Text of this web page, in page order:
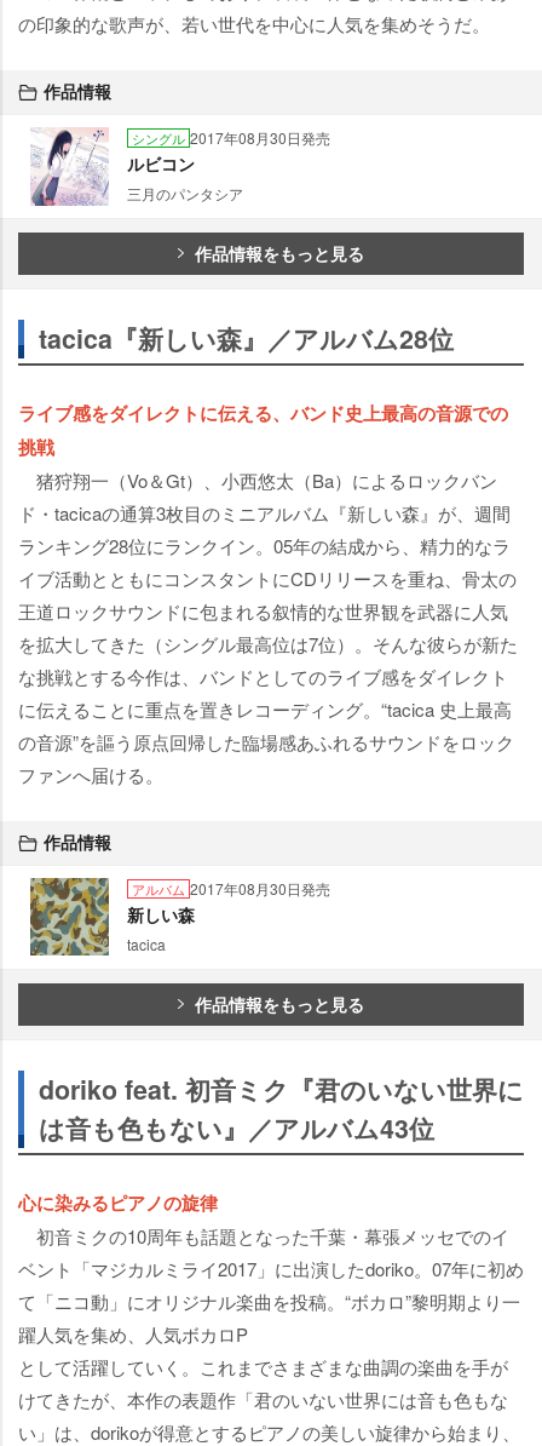
の印象的な歌声が、若い世代を中心に人気を集めそうだ。
作品情報
シングル 2017年08月30日発売
ルビコン
三月のパンタシア
作品情報をもっと見る
tacica『新しい森』／アルバム28位
ライブ感をダイレクトに伝える、バンド史上最高の音源での
挑戦
猪狩翔一（Vo＆Gt）、小西悠太（Ba）によるロックバン
ド・tacicaの通算3枚目のミニアルバム『新しい森』が、週間
ランキング28位にランクイン。05年の結成から、精力的なラ
イブ活動とともにコンスタントにCDリリースを重ね、骨太の
王道ロックサウンドに包まれる叙情的な世界観を武器に人気
を拡大してきた（シングル最高位は7位）。そんな彼らが新た
な挑戦とする今作は、バンドとしてのライブ感をダイレクト
に伝えることに重点を置きレコーディング。“tacica 史上最高
の音源”を謳う原点回帰した臨場感あふれるサウンドをロック
ファンへ届ける。
作品情報
アルバム 2017年08月30日発売
新しい森
tacica
作品情報をもっと見る
doriko feat. 初音ミク『君のいない世界に
は音も色もない』／アルバム43位
心に染みるピアノの旋律
初音ミクの10周年も話題となった千葉・幕張メッセでのイ
ベント「マジカルミライ2017」に出演したdoriko。07年に初め
て「ニコ動」にオリジナル楽曲を投稿。“ボカロ”黎明期より一
躍人気を集め、人気ボカロP
として活躍していく。これまでさまざまな曲調の楽曲を手が
けてきたが、本作の表題作「君のいない世界には音も色もな
い」は、dorikoが得意とするピアノの美しい旋律から始まり、